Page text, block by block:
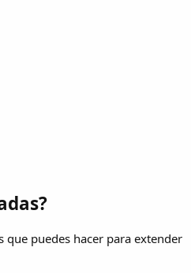
que puedes hacer para extender